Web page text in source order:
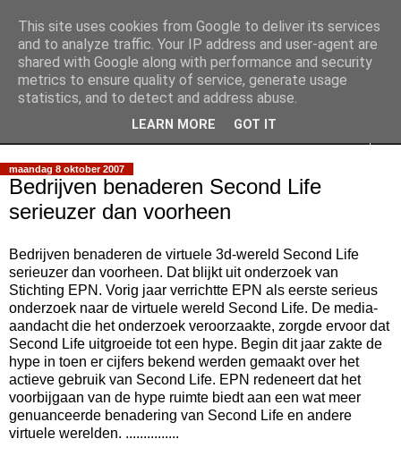
Slimpie Blog
Weblog van Walter Slimmens
maandag 8 oktober 2007
Bedrijven benaderen Second Life
serieuzer dan voorheen
Bedrijven benaderen de virtuele 3d-wereld Second Life
serieuzer dan voorheen. Dat blijkt uit onderzoek van
Stichting EPN. Vorig jaar verrichtte EPN als eerste serieus
onderzoek naar de virtuele wereld Second Life. De media-
aandacht die het onderzoek veroorzaakte, zorgde ervoor dat
Second Life uitgroeide tot een hype. Begin dit jaar zakte de
hype in toen er cijfers bekend werden gemaakt over het
actieve gebruik van Second Life. EPN redeneert dat het
voorbijgaan van de hype ruimte biedt aan een wat meer
genuanceerde benadering van Second Life en andere
virtuele werelden. ...............
This site uses cookies from Google to deliver its services
and to analyze traffic. Your IP address and user-agent are
shared with Google along with performance and security
metrics to ensure quality of service, generate usage
statistics, and to detect and address abuse.
LEARN MORE GOT IT